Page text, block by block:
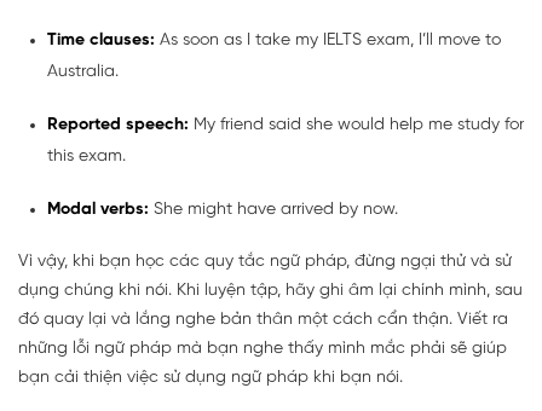
Time clauses: As soon as I take my IELTS exam, I’ll move to
Australia.
Reported speech: My friend said she would help me study for
this exam.
Modal verbs: She might have arrived by now.
Vì vậy, khi bạn học các quy tắc ngữ pháp, đừng ngại thử và sử
dụng chúng khi nói. Khi luyện tập, hãy ghi âm lại chính mình, sau
đó quay lại và lắng nghe bản thân một cách cẩn thận. Viết ra
những lỗi ngữ pháp mà bạn nghe thấy mình mắc phải sẽ giúp
bạn cải thiện việc sử dụng ngữ pháp khi bạn nói.